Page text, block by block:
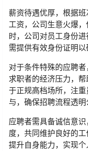
薪资待遇优厚，根据
工资，公司生意火爆
时，公司对员工身份进
需提供有效身份证明以
对于条件特殊的应聘
求职者的经济压力，
于正规高档场所，注
与，确保招聘流程透明
应聘者需具备诚信意
度，共同维护良好的工
提升自身能力，实现个